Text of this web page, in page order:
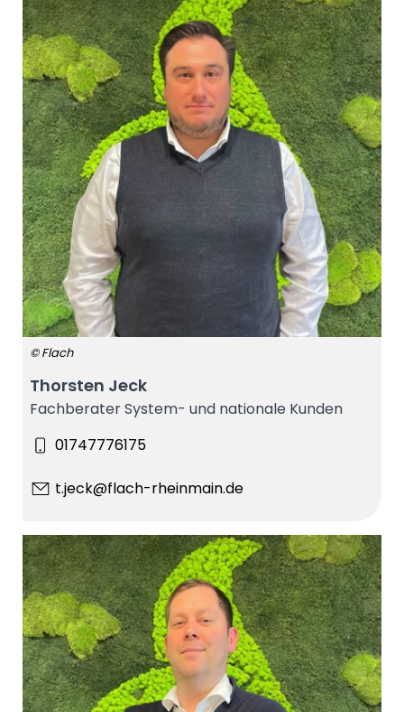
© Flach
Thorsten Jeck
Fachberater System- und nationale Kunden
01747776175
t.jeck@flach-rheinmain.de